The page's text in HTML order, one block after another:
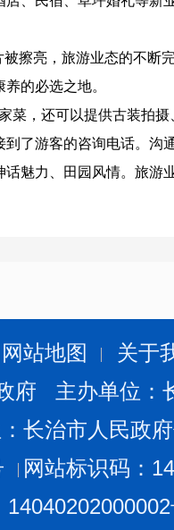
擦亮，旅游业态的不断
的必选之地。
，还可以提供古装拍摄
了游客的咨询电话。沟
魅力、田园风情。旅游
、促进农民增收的原则
老顶山街道以农村人
荼，“厕所革命”全面完成
妮介绍，该中心将不
网站地图
关于
府 主办单位
长治市人民政
网站标识码：